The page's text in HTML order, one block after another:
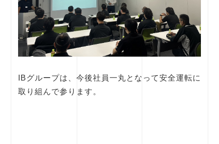
IBグループは、今後社員一丸となって安全運転に
取り組んで参ります。